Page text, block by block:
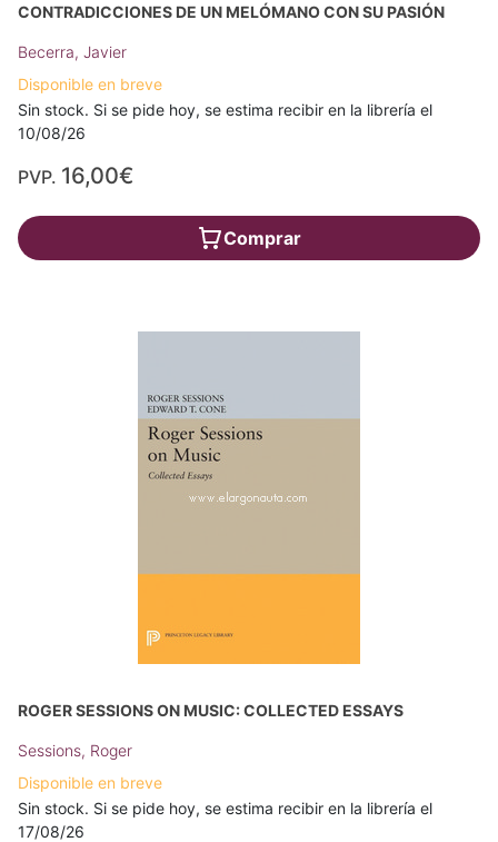
CONTRADICCIONES DE UN MELÓMANO CON SU PASIÓN
Becerra, Javier
Disponible en breve
Sin stock. Si se pide hoy, se estima recibir en la librería el
10/08/26
PVP. 16,00€
Comprar
ROGER SESSIONS ON MUSIC: COLLECTED ESSAYS
Sessions, Roger
Disponible en breve
Sin stock. Si se pide hoy, se estima recibir en la librería el
17/08/26